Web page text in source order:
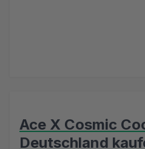
Ace X Cosmic
Deutschland